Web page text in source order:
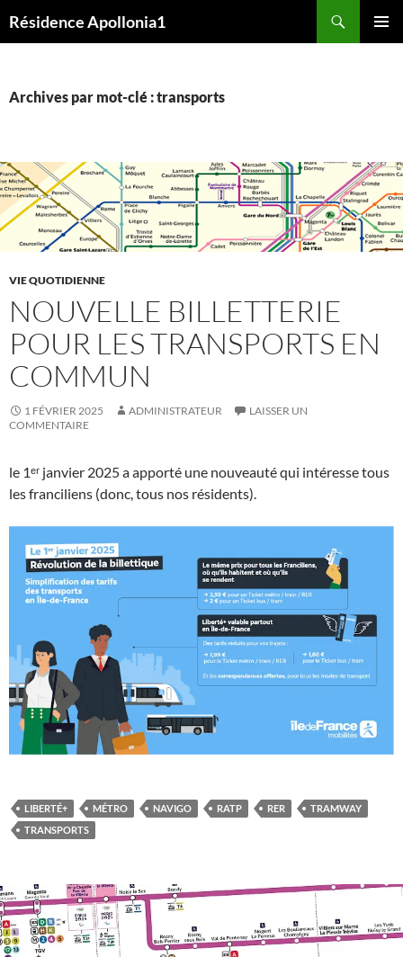
auRésidence Apollonia1
Archives par mot-clé : transports
VIE QUOTIDIENNE
NOUVELLE BILLETTERIE
POUR LES TRANSPORTS EN
COMMUN
1 FÉVRIER 2025 ADMINISTRATEUR
LAISSER UN
COMMENTAIRE
le 1ᵉʳ janvier 2025 a apporté une nouveauté qui intéresse tous
les franciliens (donc, tous nos résidents).
LIBERTÉ+ MÉTRO NAVIGO RATP RER
TRAMWAY
TRANSPORTS